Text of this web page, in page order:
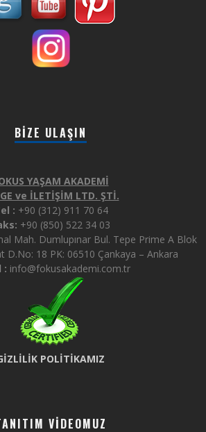
BIZE ULAŞIN
YAŞAM AKADEMİ
ve İLETİŞİM LTD. ŞTİ.
: +90 (312) 911 70 64
+90 (850) 522 34 03
Mah. Dumlupınar Bul. Tepe Prime A Blok
D.No: 18 PK: 06510 Çankaya – Ankara
: info@fokusakademi.com.tr
POLİTİKAMIZ
VIDEOMUZ